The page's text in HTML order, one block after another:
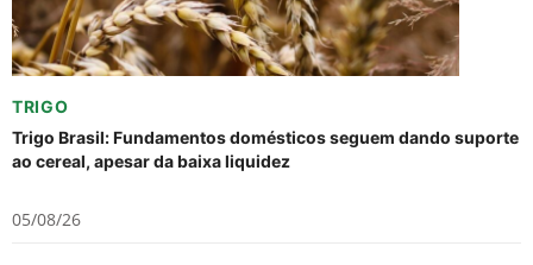
TRIGO
Trigo Brasil: Fundamentos domésticos seguem dando suporte
ao cereal, apesar da baixa liquidez
05/08/26